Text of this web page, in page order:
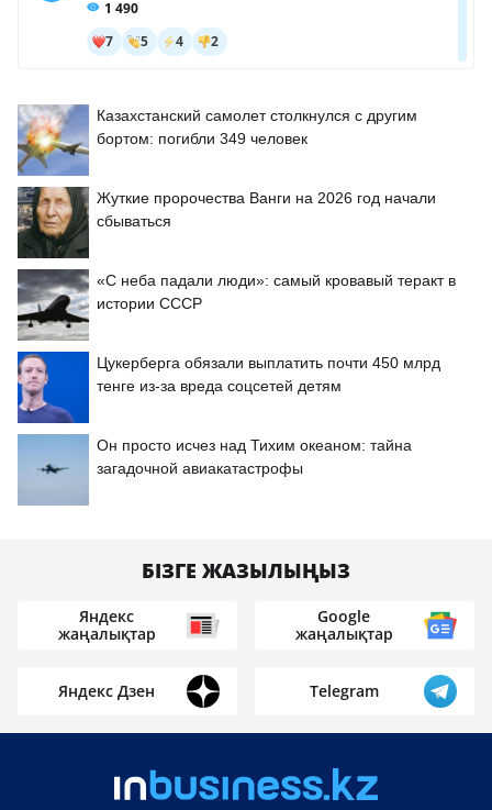
Казахстанский самолет столкнулся с другим
бортом: погибли 349 человек
Жуткие пророчества Ванги на 2026 год начали
сбываться
«С неба падали люди»: самый кровавый теракт в
истории СССР
Цукерберга обязали выплатить почти 450 млрд
тенге из-за вреда соцсетей детям
Он просто исчез над Тихим океаном: тайна
загадочной авиакатастрофы
БІЗГЕ ЖАЗЫЛЫҢЫЗ
Яндекс
жаңалықтар
Google
жаңалықтар
Яндекс Дзен Telegram